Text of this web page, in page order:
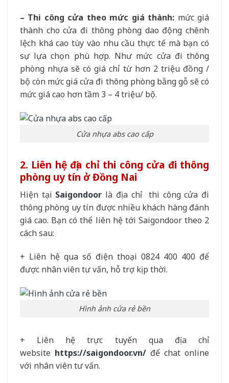
– Thi công cửa theo mức giá thành: mức giá
thành cho cửa đi thông phòng dao động chênh
lệch khá cao tùy vào nhu cầu thực tế mà bạn có
sự lựa chọn phù hợp. Như mức cửa đi thông
phòng nhựa sẽ có giá chỉ từ hơn 2 triệu đồng /
bộ còn mức giá cửa đi thông phòng bằng gỗ sẽ có
mức giá cao hơn tầm 3 – 4 triệu/ bộ.
Cửa nhựa abs cao cấp
2. Liên hệ địa chỉ thi công cửa đi thông
phòng uy tín ở Đồng Nai
Hiện tại Saigondoor là địa chỉ thi công cửa đi
thông phòng uy tín được nhiều khách hàng đánh
giá cao. Bạn có thể liên hệ tới Saigondoor theo 2
cách sau:
+ Liên hệ qua số điện thoại 0824 400 400 để
được nhân viên tư vấn, hỗ trợ kịp thời.
Hình ảnh cửa rẻ bền
+ Liên hệ trực tuyến qua địa chỉ
website https://saigondoor.vn/ để chat online
với nhân viên tư vấn.